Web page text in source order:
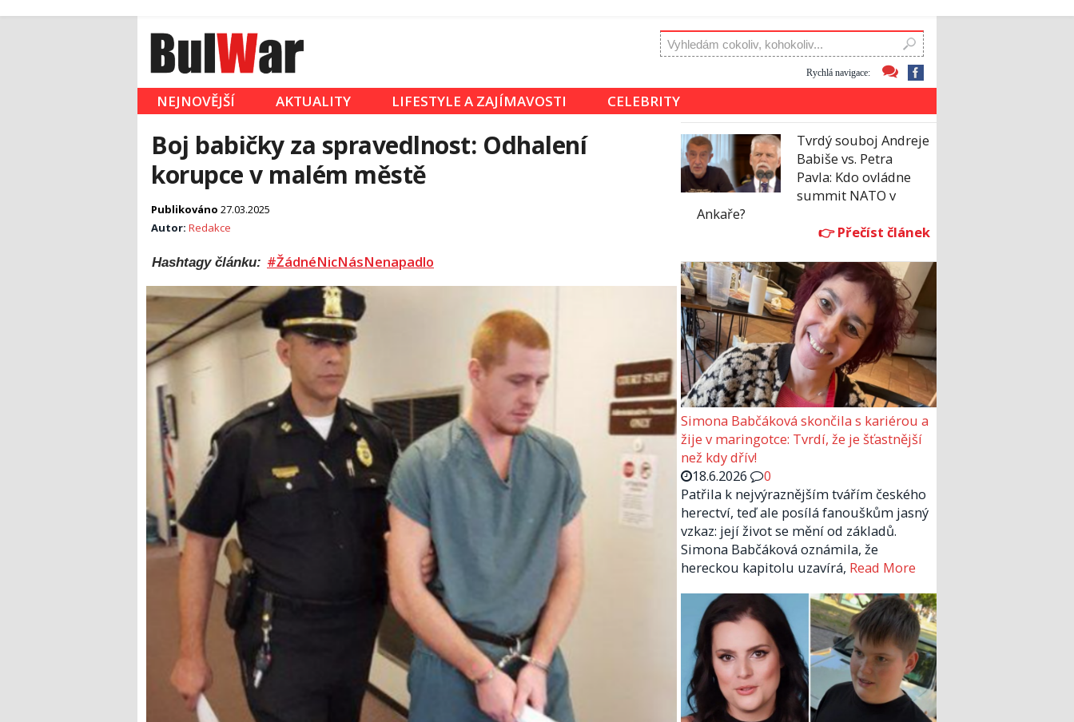
Rychlá navigace:
NEJNOVĚJŠÍ AKTUALITY LIFESTYLE A ZAJÍMAVOSTI CELEBRITY
Boj babičky za spravedlnost: Odhalení
korupce v malém městě
Publikováno 27.03.2025
Autor: Redakce
Hashtagy článku: #ŽádnéNicNásNenapadlo
Tvrdý souboj Andreje
Babiše vs. Petra
Pavla: Kdo ovládne
summit NATO v
Ankaře?
Simona Babčáková skončila s kariérou a
žije v maringotce: Tvrdí, že je šťastnější
než kdy dřív!
18.6.2026
0
Patřila k nejvýraznějším tvářím českého
herectví, teď ale posílá fanouškům jasný
vzkaz: její život se mění od základů.
Simona Babčáková oznámila, že
hereckou kapitolu uzavírá, Read More